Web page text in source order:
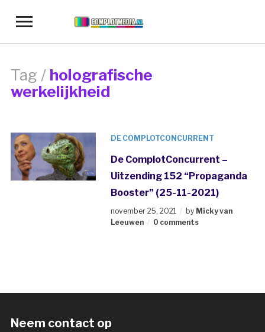
Toggle
navigation
Tag / holografische
werkelijkheid
DE COMPLOTCONCURRENT
De ComplotConcurrent –
Uitzending 152 “Propaganda
Booster” (25-11-2021)
november 25, 2021 by Micky van
Leeuwen
0 comments
Neem contact op